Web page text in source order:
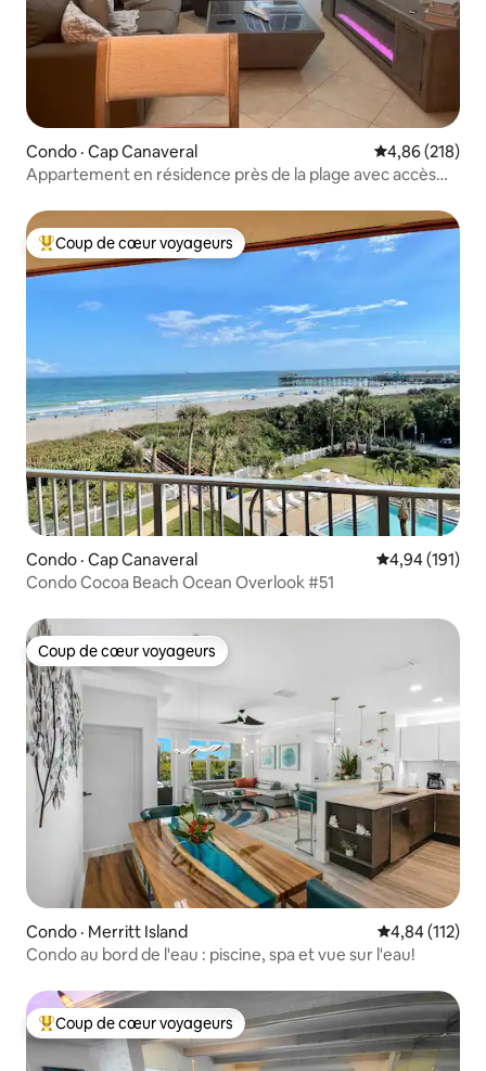
Condo · Cap Canaveral Note
4,86 (218)
Appartement en résidence près de la plage avec accès
Coup de cœur voyageurs parmi les plus aimés
Coup de cœur voyageurs
Condo · Cap Canaveral Note
4,94 (191)
Condo Cocoa Beach Ocean Overlook #51
Coup de cœur voyageurs
Coup de cœur voyageurs
Condo · Merritt Island Note
4,84 (112)
Condo au bord de l'eau : piscine, spa et vue sur l'eau!
Coup de cœur voyageurs parmi les plus aimés
Coup de cœur voyageurs